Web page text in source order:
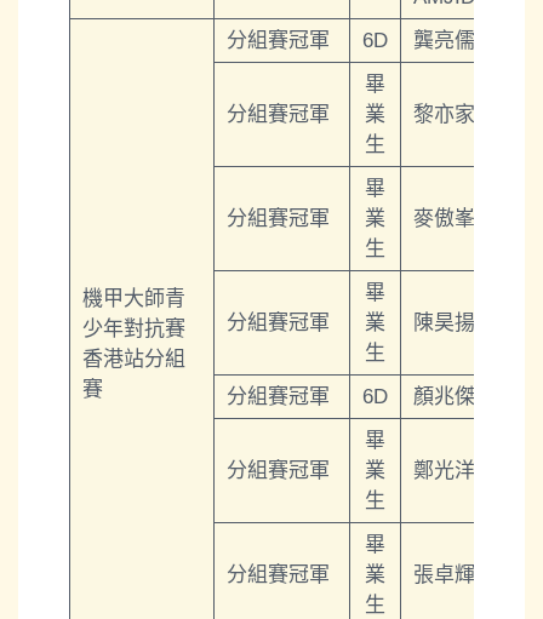
機甲大師青
少年對抗賽
香港站分組
賽
分組賽冠軍 6D 龔亮儒
分組賽冠軍
畢
業
生
黎亦家
分組賽冠軍
畢
業
生
麥傲峯
分組賽冠軍
畢
業
生
陳昊揚
分組賽冠軍 6D 顏兆傑
分組賽冠軍
畢
業
生
鄭光洋
分組賽冠軍
畢
業
生
張卓輝